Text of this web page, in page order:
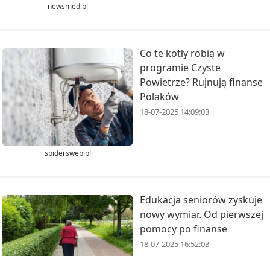
newsmed.pl
spidersweb.pl
Co te kotły robią w
programie Czyste
Powietrze? Rujnują finanse
Polaków
18-07-2025 14:09:03
Edukacja seniorów zyskuje
nowy wymiar. Od pierwszej
pomocy po finanse
18-07-2025 16:52:03